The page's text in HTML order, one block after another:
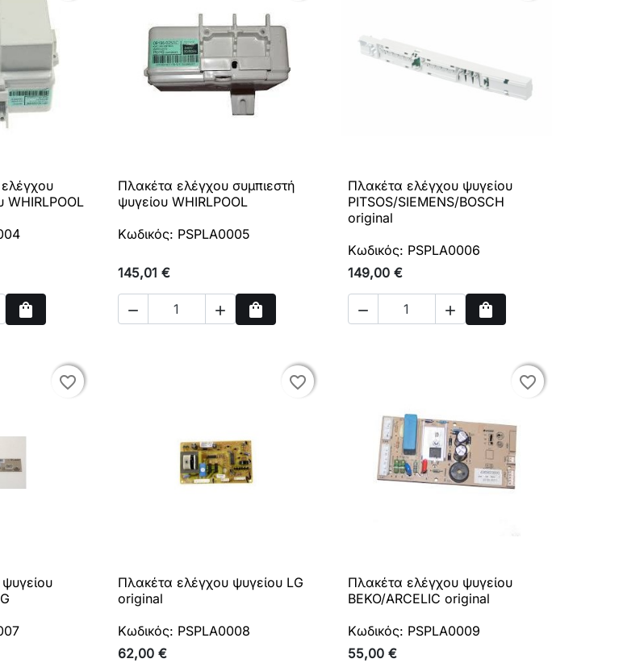
WHIRLPOOL
shopping_bag
Αγορά
 Γρήγορη προβολή
Πλακέτα ελέγχου συμπιεστή
ψυγείου WHIRLPOOL
Κωδικός: PSPLA0005
145,01 €
  shopping_bag
Αγορά
 Γρήγορη προβολή
Πλακέτα ελέγχου ψυγείου
PITSOS/SIEMENS/BOSCH
original
Κωδικός: PSPLA0006
149,00 €
  shopping_bag
Αγορά
favorite_border
favorite_border favorite_border
favorite_border
 Γρήγορη προβολή
Πλακέτα ελέγχου ψυγείου LG
original
Κωδικός: PSPLA0008
62,00 €
favorite_border
favorite_border
 Γρήγορη προβολή
Πλακέτα ελέγχου ψυγείου
BEKO/ARCELIC original
Κωδικός: PSPLA0009
55,00 €